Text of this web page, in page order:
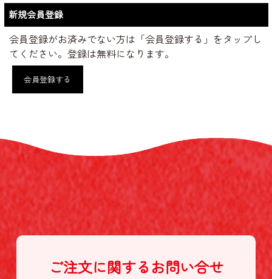
新規会員登録
会員登録がお済みでない方は「会員登録する」をタップし
てください。登録は無料になります。
会員登録する
ご注文に関する お問い合せ